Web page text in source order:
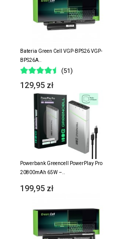
Bateria Green Cell VGP-BPS26 VGP-
BPS26A..
(51)
129,95 zł
Powerbank Greencell PowerPlay Pro
20800mAh 65W –..
199,95 zł